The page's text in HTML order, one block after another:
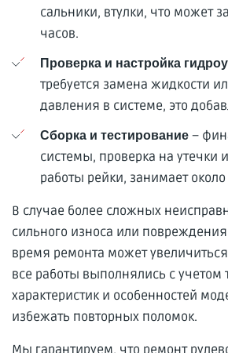
сальники, втулки, что может
часов.
Проверка и настройка
требуется замена жидкости
давления в системе, это
Сборка и тестирование –
системы, проверка на утечки
работы рейки, занимает около
В случае более сложных
сильного износа или
время ремонта может
все работы выполнялись с учетом
характеристик и особенностей
избежать повторных поломок.
Мы гарантируем, что ремонт